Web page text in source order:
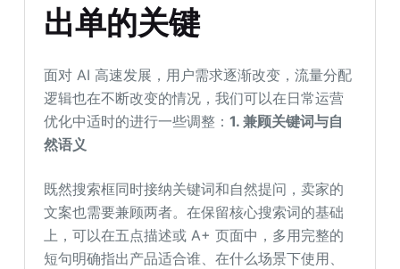
出单的关键
面对 AI 高速发展，用户需求逐渐改变，流量分配
逻辑也在不断改变的情况，我们可以在日常运营
优化中适时的进行一些调整：1. 兼顾关键词与自
然语义
既然搜索框同时接纳关键词和自然提问，卖家的
文案也需要兼顾两者。在保留核心搜索词的基础
上，可以在五点描述或 A+ 页面中，多用完整的
短句明确指出产品适合谁、在什么场景下使用、